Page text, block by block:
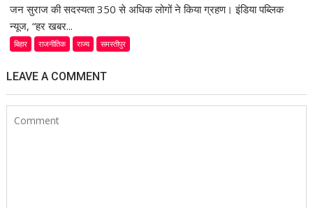
जन सुराज की सदस्यता 350 से अधिक लोगों ने किया ग्रहण। इंडिया पब्लिक
न्यूज, “हर खबर...
बिहार राजनीतिक राज्य समस्तीपुर
LEAVE A COMMENT